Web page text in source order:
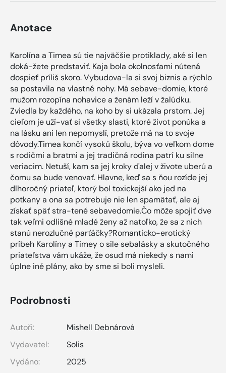
Anotace
Karolína a Timea sú tie najväčšie protiklady, aké si len
doká-žete predstaviť. Kaja bola okolnosťami nútená
dospieť príliš skoro. Vybudova-la si svoj biznis a rýchlo
sa postavila na vlastné nohy. Má sebave-domie, ktoré
mužom rozopína nohavice a ženám leží v žalúdku.
Zviedla by každého, na koho by si ukázala prstom. Jej
cieľom je uží-vať si všetky slasti, ktoré život ponúka a
na lásku ani len nepomyslí, pretože má na to svoje
dôvody.Timea končí vysokú školu, býva vo veľkom dome
s rodičmi a bratmi a jej tradičná rodina patrí ku silne
veriacim. Netuší, kam sa jej kroky ďalej v živote uberú a
čomu sa bude venovať. Hlavne, keď sa s ňou rozíde jej
dlhoročný priateľ, ktorý bol toxickejší ako jed na
potkany a ona sa potrebuje nie len spamätať, ale aj
získať späť stra-tené sebavedomie.Čo môže spojiť dve
tak veľmi odlišné mladé ženy až natoľko, že sa z nich
stanú nerozlučné parťáčky?Romanticko-erotický
príbeh Karolíny a Timey o sile sebalásky a skutočného
priateľstva vám ukáže, že osud má niekedy s nami
úplne iné plány, ako by sme si boli mysleli.
Podrobnosti
Autoři:
Mishell Debnárová
Vydavatel:
Solis
Vydáno:
2025